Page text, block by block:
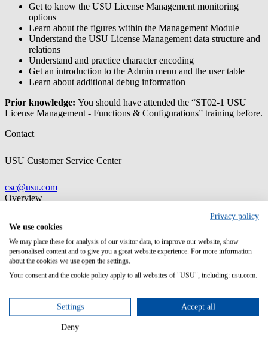
Get to know the USU License Management monitoring
options
Learn about the figures within the Management Module
Understand the USU License Management data structure and
relations
Understand and practice character encoding
Get an introduction to the Admin menu and the user table
Learn about additional debug information
Prior knowledge: You should have attended the “ST02-1 USU
License Management - Functions & Configurations” training before.
Contact
USU Customer Service Center
csc@usu.com
Overview
Germany (Headquarter)
71696 Möglingen
+49 7141 4867-0
Privacy policy
We use cookies
We may place these for analysis of our visitor data, to improve our website, show
personalised content and to give you a great website experience. For more information
about the cookies we use open the settings.
Your consent and the cookie policy apply to all websites of "USU", including: usu.com.
Settings Accept all
Deny